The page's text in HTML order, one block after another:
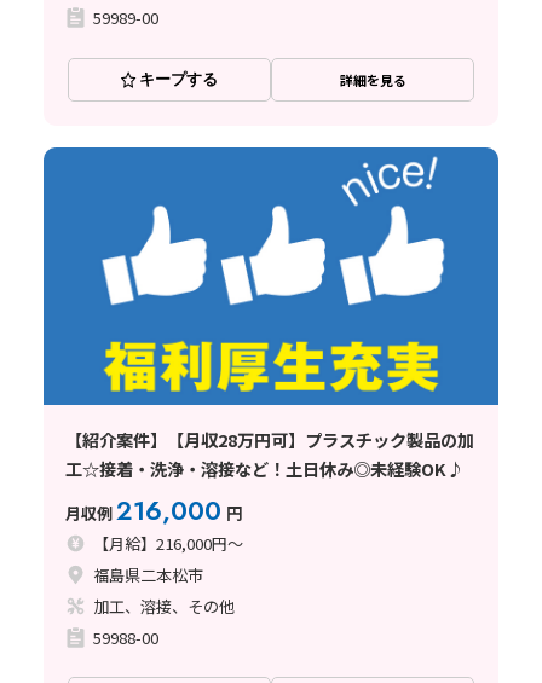
59989-00
キープする 詳細を見る
【紹介案件】【月収28万円可】プラスチック製品の加
工☆接着・洗浄・溶接など！土日休み◎未経験OK♪
月収例216,000 円
【月給】216,000円～
福島県二本松市
加工、溶接、その他
59988-00